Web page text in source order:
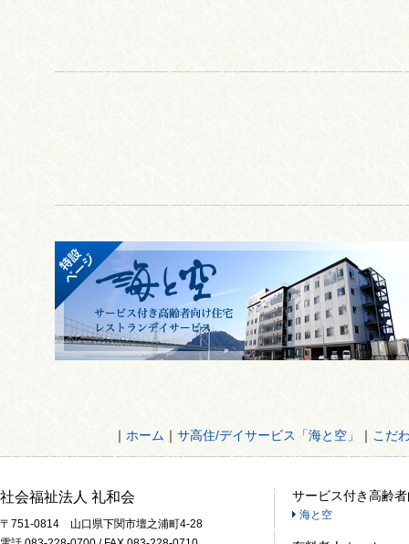
｜ ホーム ｜ サ高住/デイサービス「海と空」 ｜ こだ
社会福祉法人 礼和会
〒751-0814 山口県下関市壇之浦町4-28
サービス付き高齢
海と空